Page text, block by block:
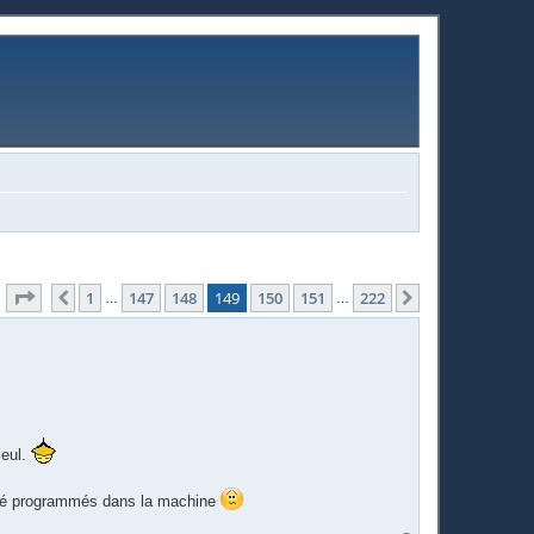
Page 149 sur222
Précédente
1 147 148 149 150 151 222
programmés dans la machine